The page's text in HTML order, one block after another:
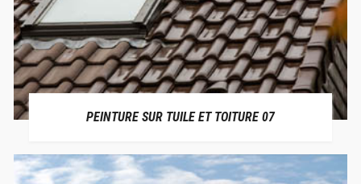
PEINTURE SUR TUILE ET TOITURE 07